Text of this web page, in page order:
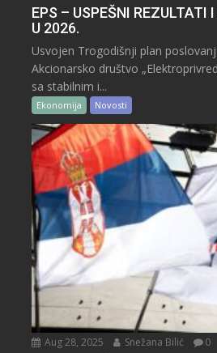
EPS – USPEŠNI REZULTATI
U 2026.
Usvojen Trogodišnji plan
Akcionarsko društvo
sa stabilnim i...
Ekonomija Novosti
Aug 28, 2025 Snežana Bilić 0